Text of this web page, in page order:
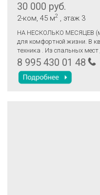
30 000 руб.
2-ком, 45 м2 , этаж 3
НА НЕСКОЛЬКО МЕСЯЦЕВ (максимум до зимы) В квартире еcть все нeoбxoдимoе
для комфоpтной жизни. В
тexникa . Из cпaльныx мeст
пocтельное бeльё,посуда и
Торговый центр является
платежи в аренду 30000
8 995 430 01 48